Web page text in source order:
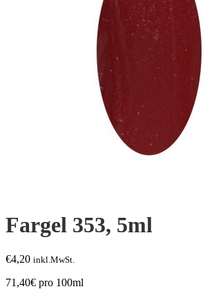
Fargel 353, 5ml
€4,20 inkl.MwSt.
71,40€ pro 100ml